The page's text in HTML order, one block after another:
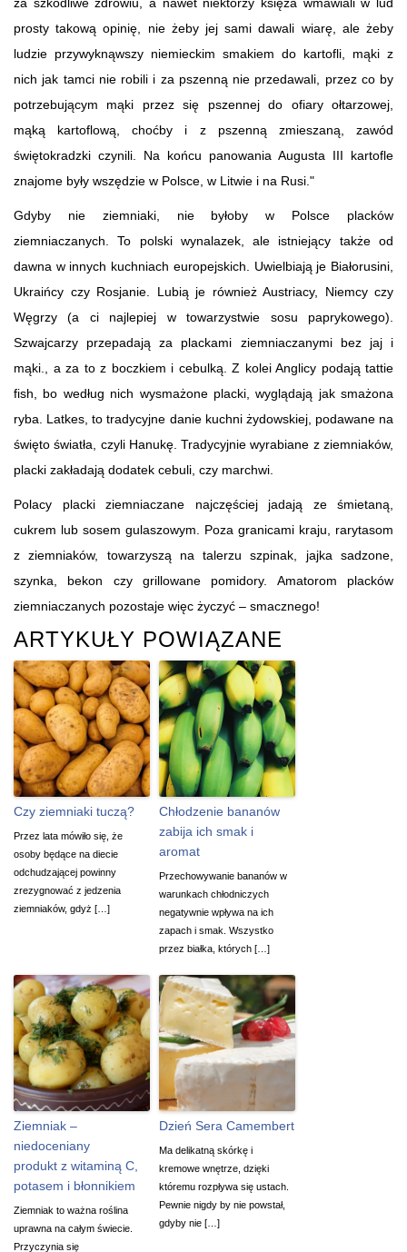
prosty takową opinię, nie żeby jej sami dawali wiarę, ale żeby
ludzie przywyknąwszy niemieckim smakiem do kartofli, mąki z
nich jak tamci nie robili i za pszenną nie przedawali, przez co by
potrzebującym mąki przez się pszennej do ofiary ołtarzowej,
mąką kartoflową, choćby i z pszenną zmieszaną, zawód
świętokradzki czynili. Na końcu panowania Augusta III kartofle
znajome były wszędzie w Polsce, w Litwie i na Rusi."
Gdyby nie ziemniaki, nie byłoby w Polsce placków
ziemniaczanych. To polski wynalazek, ale istniejący także od
dawna w innych kuchniach europejskich. Uwielbiają je Białorusini,
Ukraińcy czy Rosjanie. Lubią je również Austriacy, Niemcy czy
Węgrzy (a ci najlepiej w towarzystwie sosu paprykowego).
Szwajcarzy przepadają za plackami ziemniaczanymi bez jaj i
mąki., a za to z boczkiem i cebulką. Z kolei Anglicy podają tattie
fish, bo według nich wysmażone placki, wyglądają jak smażona
ryba. Latkes, to tradycyjne danie kuchni żydowskiej, podawane na
święto światła, czyli Hanukę. Tradycyjnie wyrabiane z ziemniaków,
placki zakładają dodatek cebuli, czy marchwi.
Polacy placki ziemniaczane najczęściej jadają ze śmietaną,
cukrem lub sosem gulaszowym. Poza granicami kraju, rarytasom
z ziemniaków, towarzyszą na talerzu szpinak, jajka sadzone,
szynka, bekon czy grillowane pomidory. Amatorom placków
ziemniaczanych pozostaje więc życzyć – smacznego!
ARTYKUŁY POWIĄZANE
Czy ziemniaki tuczą?
Przez lata mówiło się, że
osoby będące na diecie
odchudzającej powinny
zrezygnować z jedzenia
ziemniaków, gdyż […]
Chłodzenie bananów
zabija ich smak i
aromat
Przechowywanie bananów w
warunkach chłodniczych
negatywnie wpływa na ich
zapach i smak. Wszystko
przez białka, których […]
Ziemniak –
niedoceniany
produkt z witaminą C,
potasem i błonnikiem
Ziemniak to ważna roślina
uprawna na całym świecie.
Przyczynia się
Dzień Sera Camembert
Ma delikatną skórkę i
kremowe wnętrze, dzięki
któremu rozpływa się ustach.
Pewnie nigdy by nie powstał,
gdyby nie […]